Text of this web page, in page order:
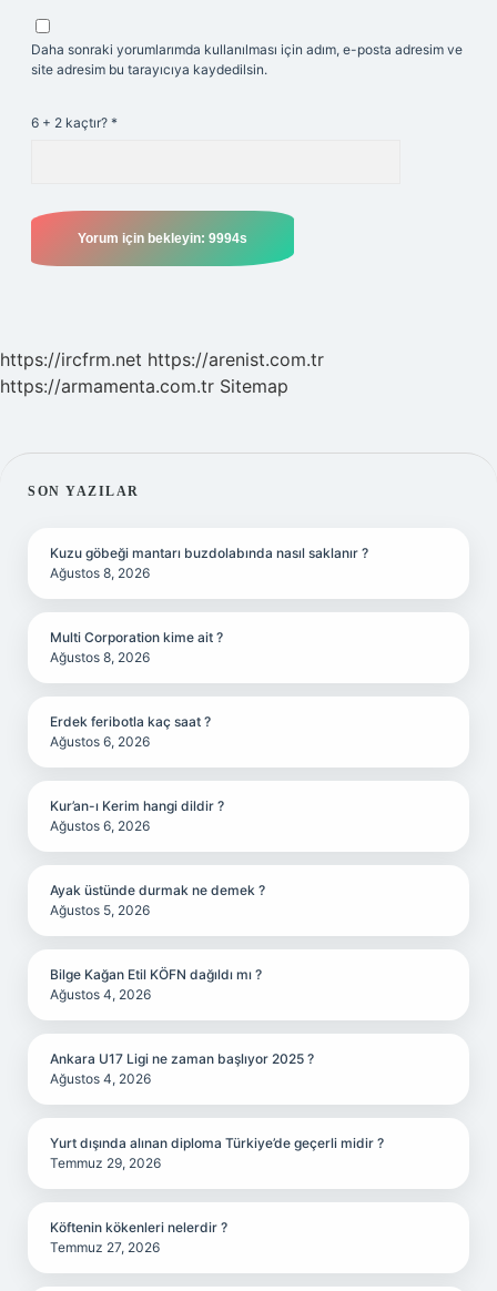
Daha sonraki yorumlarımda kullanılması için adım, e-posta adresim ve
site adresim bu tarayıcıya kaydedilsin.
6 + 2 kaçtır? *
https://ircfrm.net https://arenist.com.tr
https://armamenta.com.tr Sitemap
SIDEBAR
SON YAZILAR
Kuzu göbeği mantarı buzdolabında nasıl saklanır ?
Ağustos 8, 2026
Multi Corporation kime ait ?
Ağustos 8, 2026
Erdek feribotla kaç saat ?
Ağustos 6, 2026
Kur’an-ı Kerim hangi dildir ?
Ağustos 6, 2026
Ayak üstünde durmak ne demek ?
Ağustos 5, 2026
Bilge Kağan Etil KÖFN dağıldı mı ?
Ağustos 4, 2026
Ankara U17 Ligi ne zaman başlıyor 2025 ?
Ağustos 4, 2026
Yurt dışında alınan diploma Türkiye’de geçerli midir ?
Temmuz 29, 2026
Köftenin kökenleri nelerdir ?
Temmuz 27, 2026